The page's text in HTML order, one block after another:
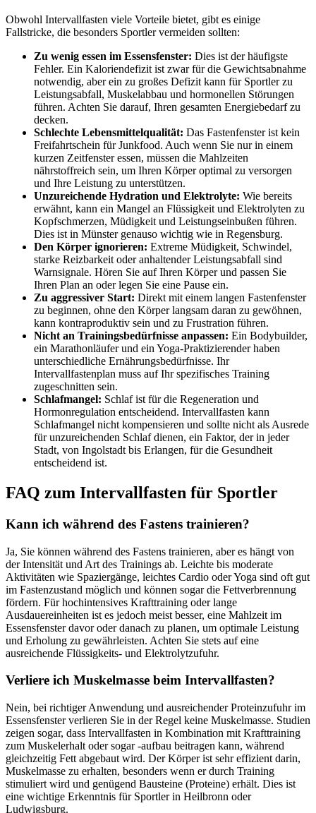
Obwohl Intervallfasten viele Vorteile bietet, gibt es einige
Fallstricke, die besonders Sportler vermeiden sollten:
Zu wenig essen im Essensfenster: Dies ist der häufigste
Fehler. Ein Kaloriendefizit ist zwar für die Gewichtsabnahme
notwendig, aber ein zu großes Defizit kann für Sportler zu
Leistungsabfall, Muskelabbau und hormonellen Störungen
führen. Achten Sie darauf, Ihren gesamten Energiebedarf zu
decken.
Schlechte Lebensmittelqualität: Das Fastenfenster ist kein
Freifahrtschein für Junkfood. Auch wenn Sie nur in einem
kurzen Zeitfenster essen, müssen die Mahlzeiten
nährstoffreich sein, um Ihren Körper optimal zu versorgen
und Ihre Leistung zu unterstützen.
Unzureichende Hydration und Elektrolyte: Wie bereits
erwähnt, kann ein Mangel an Flüssigkeit und Elektrolyten zu
Kopfschmerzen, Müdigkeit und Leistungseinbußen führen.
Dies ist in Münster genauso wichtig wie in Regensburg.
Den Körper ignorieren: Extreme Müdigkeit, Schwindel,
starke Reizbarkeit oder anhaltender Leistungsabfall sind
Warnsignale. Hören Sie auf Ihren Körper und passen Sie
Ihren Plan an oder legen Sie eine Pause ein.
Zu aggressiver Start: Direkt mit einem langen Fastenfenster
zu beginnen, ohne den Körper langsam daran zu gewöhnen,
kann kontraproduktiv sein und zu Frustration führen.
Nicht an Trainingsbedürfnisse anpassen: Ein Bodybuilder,
ein Marathonläufer und ein Yoga-Praktizierender haben
unterschiedliche Ernährungsbedürfnisse. Ihr
Intervallfastenplan muss auf Ihr spezifisches Training
zugeschnitten sein.
Schlafmangel: Schlaf ist für die Regeneration und
Hormonregulation entscheidend. Intervallfasten kann
Schlafmangel nicht kompensieren und sollte nicht als Ausrede
für unzureichenden Schlaf dienen, ein Faktor, der in jeder
Stadt, von Ingolstadt bis Erlangen, für die Gesundheit
entscheidend ist.
FAQ zum Intervallfasten für Sportler
Kann ich während des Fastens trainieren?
Ja, Sie können während des Fastens trainieren, aber es hängt von
der Intensität und Art des Trainings ab. Leichte bis moderate
Aktivitäten wie Spaziergänge, leichtes Cardio oder Yoga sind oft gut
im Fastenzustand möglich und können sogar die Fettverbrennung
fördern. Für hochintensives Krafttraining oder lange
Ausdauereinheiten ist es jedoch meist besser, eine Mahlzeit im
Essensfenster davor oder danach zu planen, um optimale Leistung
und Erholung zu gewährleisten. Achten Sie stets auf eine
ausreichende Flüssigkeits- und Elektrolytzufuhr.
Verliere ich Muskelmasse beim Intervallfasten?
Nein, bei richtiger Anwendung und ausreichender Proteinzufuhr im
Essensfenster verlieren Sie in der Regel keine Muskelmasse. Studien
zeigen sogar, dass Intervallfasten in Kombination mit Krafttraining
zum Muskelerhalt oder sogar -aufbau beitragen kann, während
gleichzeitig Fett abgebaut wird. Der Körper ist sehr effizient darin,
Muskelmasse zu erhalten, besonders wenn er durch Training
stimuliert wird und genügend Bausteine (Proteine) erhält. Dies ist
eine wichtige Erkenntnis für Sportler in Heilbronn oder
Ludwigsburg.